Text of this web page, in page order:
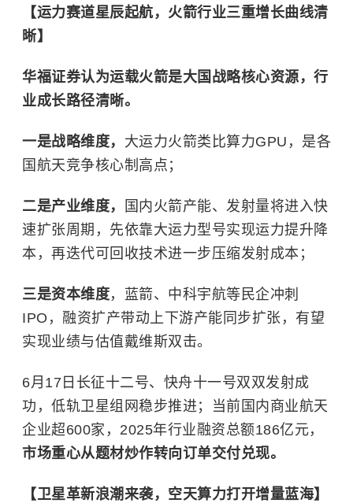
【运力赛道星辰起航，火箭行业三重增长曲线清
晰】
华福证券认为运载火箭是大国战略核心资源，行
业成长路径清晰。
一是战略维度， 大运力火箭类比算力GPU，是各
国航天竞争核心制高点；
二是产业维度，
国内火箭产能、发射量将进入快
速扩张周期，先依靠大运力型号实现运力提升降
本，再迭代可回收技术进一步压缩发射成本；
三是资本维度，蓝箭、中科宇航等民企冲刺
IPO，融资扩产带动上下游产能同步扩张，有望
实现业绩与估值戴维斯双击。
6月17日长征十二号、快舟十一号双双发射成
功，低轨卫星组网稳步推进；当前国内商业航天
企业超600家，2025年行业融资总额186亿元，
市场重心从题材炒作转向订单交付兑现。
【卫星革新浪潮来袭，空天算力打开增量蓝海】